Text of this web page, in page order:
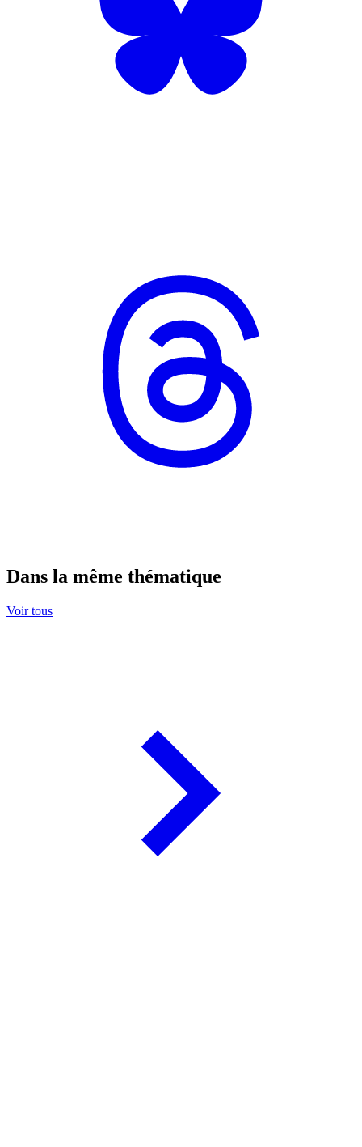
Dans la même thématique
Voir tous